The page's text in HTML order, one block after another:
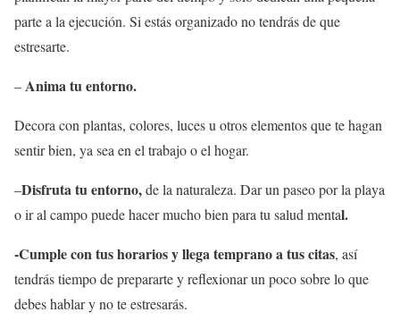
parte a la ejecución. Si estás organizado no tendrás de que
estresarte.
–Anima tu entorno.
Decora con plantas, colores, luces u otros elementos que te hagan
sentir bien, ya sea en el trabajo o el hogar.
–Disfruta tu entorno,de la naturaleza. Dar un paseo por la playa
o ir al campo puede hacer mucho bien para tu salud mental.
-Cumple con tus horarios y llega temprano a tus citas, así
tendrás tiempo de prepararte y reflexionar un poco sobre lo que
debes hablar y no te estresarás.